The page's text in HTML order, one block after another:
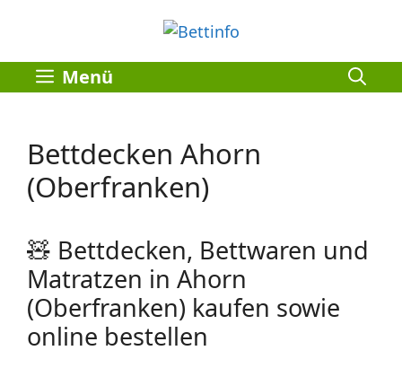
springen
Menü
Bettdecken Ahorn
(Oberfranken)
🧸 Bettdecken, Bettwaren und
Matratzen in Ahorn
(Oberfranken) kaufen sowie
online bestellen